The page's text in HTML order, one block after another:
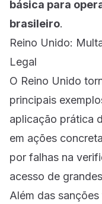
básica para
brasileiro.
Reino Unido:
Legal
O Reino Unido
principais
aplicação prática
em ações
por falhas na
acesso de
Além das